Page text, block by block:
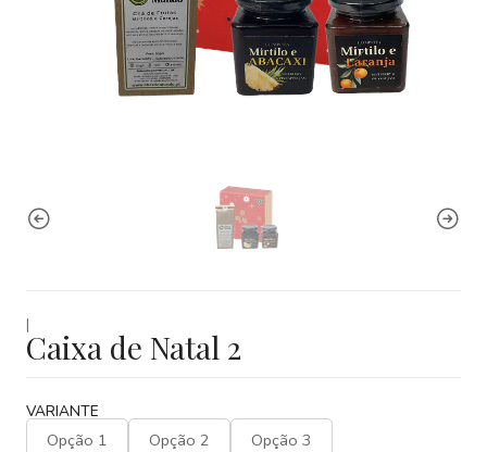
|
Caixa de Natal 2
VARIANTE
Opção 1 Opção 2 Opção 3